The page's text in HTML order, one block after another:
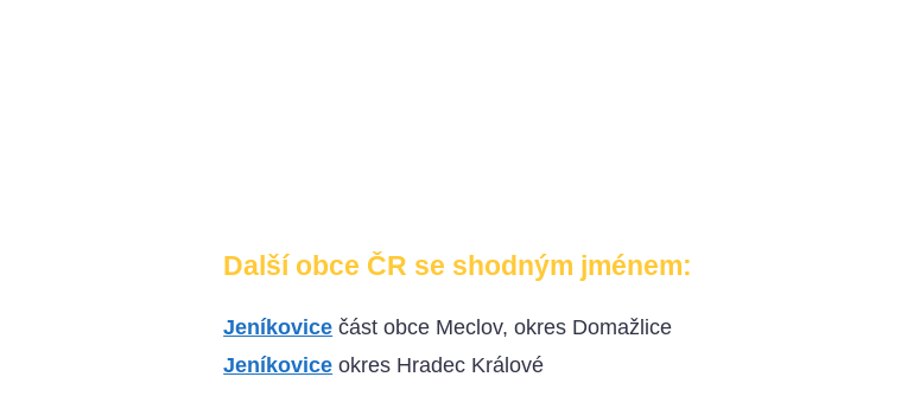
Další obce ČR se shodným jménem:
Jeníkovice část obce Meclov, okres Domažlice
Jeníkovice okres Hradec Králové